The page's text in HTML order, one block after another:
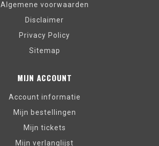
Algemene voorwaarden
Disclaimer
Privacy Policy
Sitemap
MIJN ACCOUNT
Account informatie
Mijn bestellingen
Mijn tickets
Mijn verlanglijst